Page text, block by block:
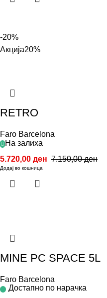
-20%
Акција20%
RETRO
Faro Barcelona
На залиха
7.150,00ден
5.720,00 ден
Додај во кошница
MINE PC SPACE 5L
Faro Barcelona
Достапно по нарачка